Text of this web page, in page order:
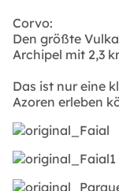
Corvo:
Den größte
Archipel mit 2,3
Das ist nur eine
Azoren erleben